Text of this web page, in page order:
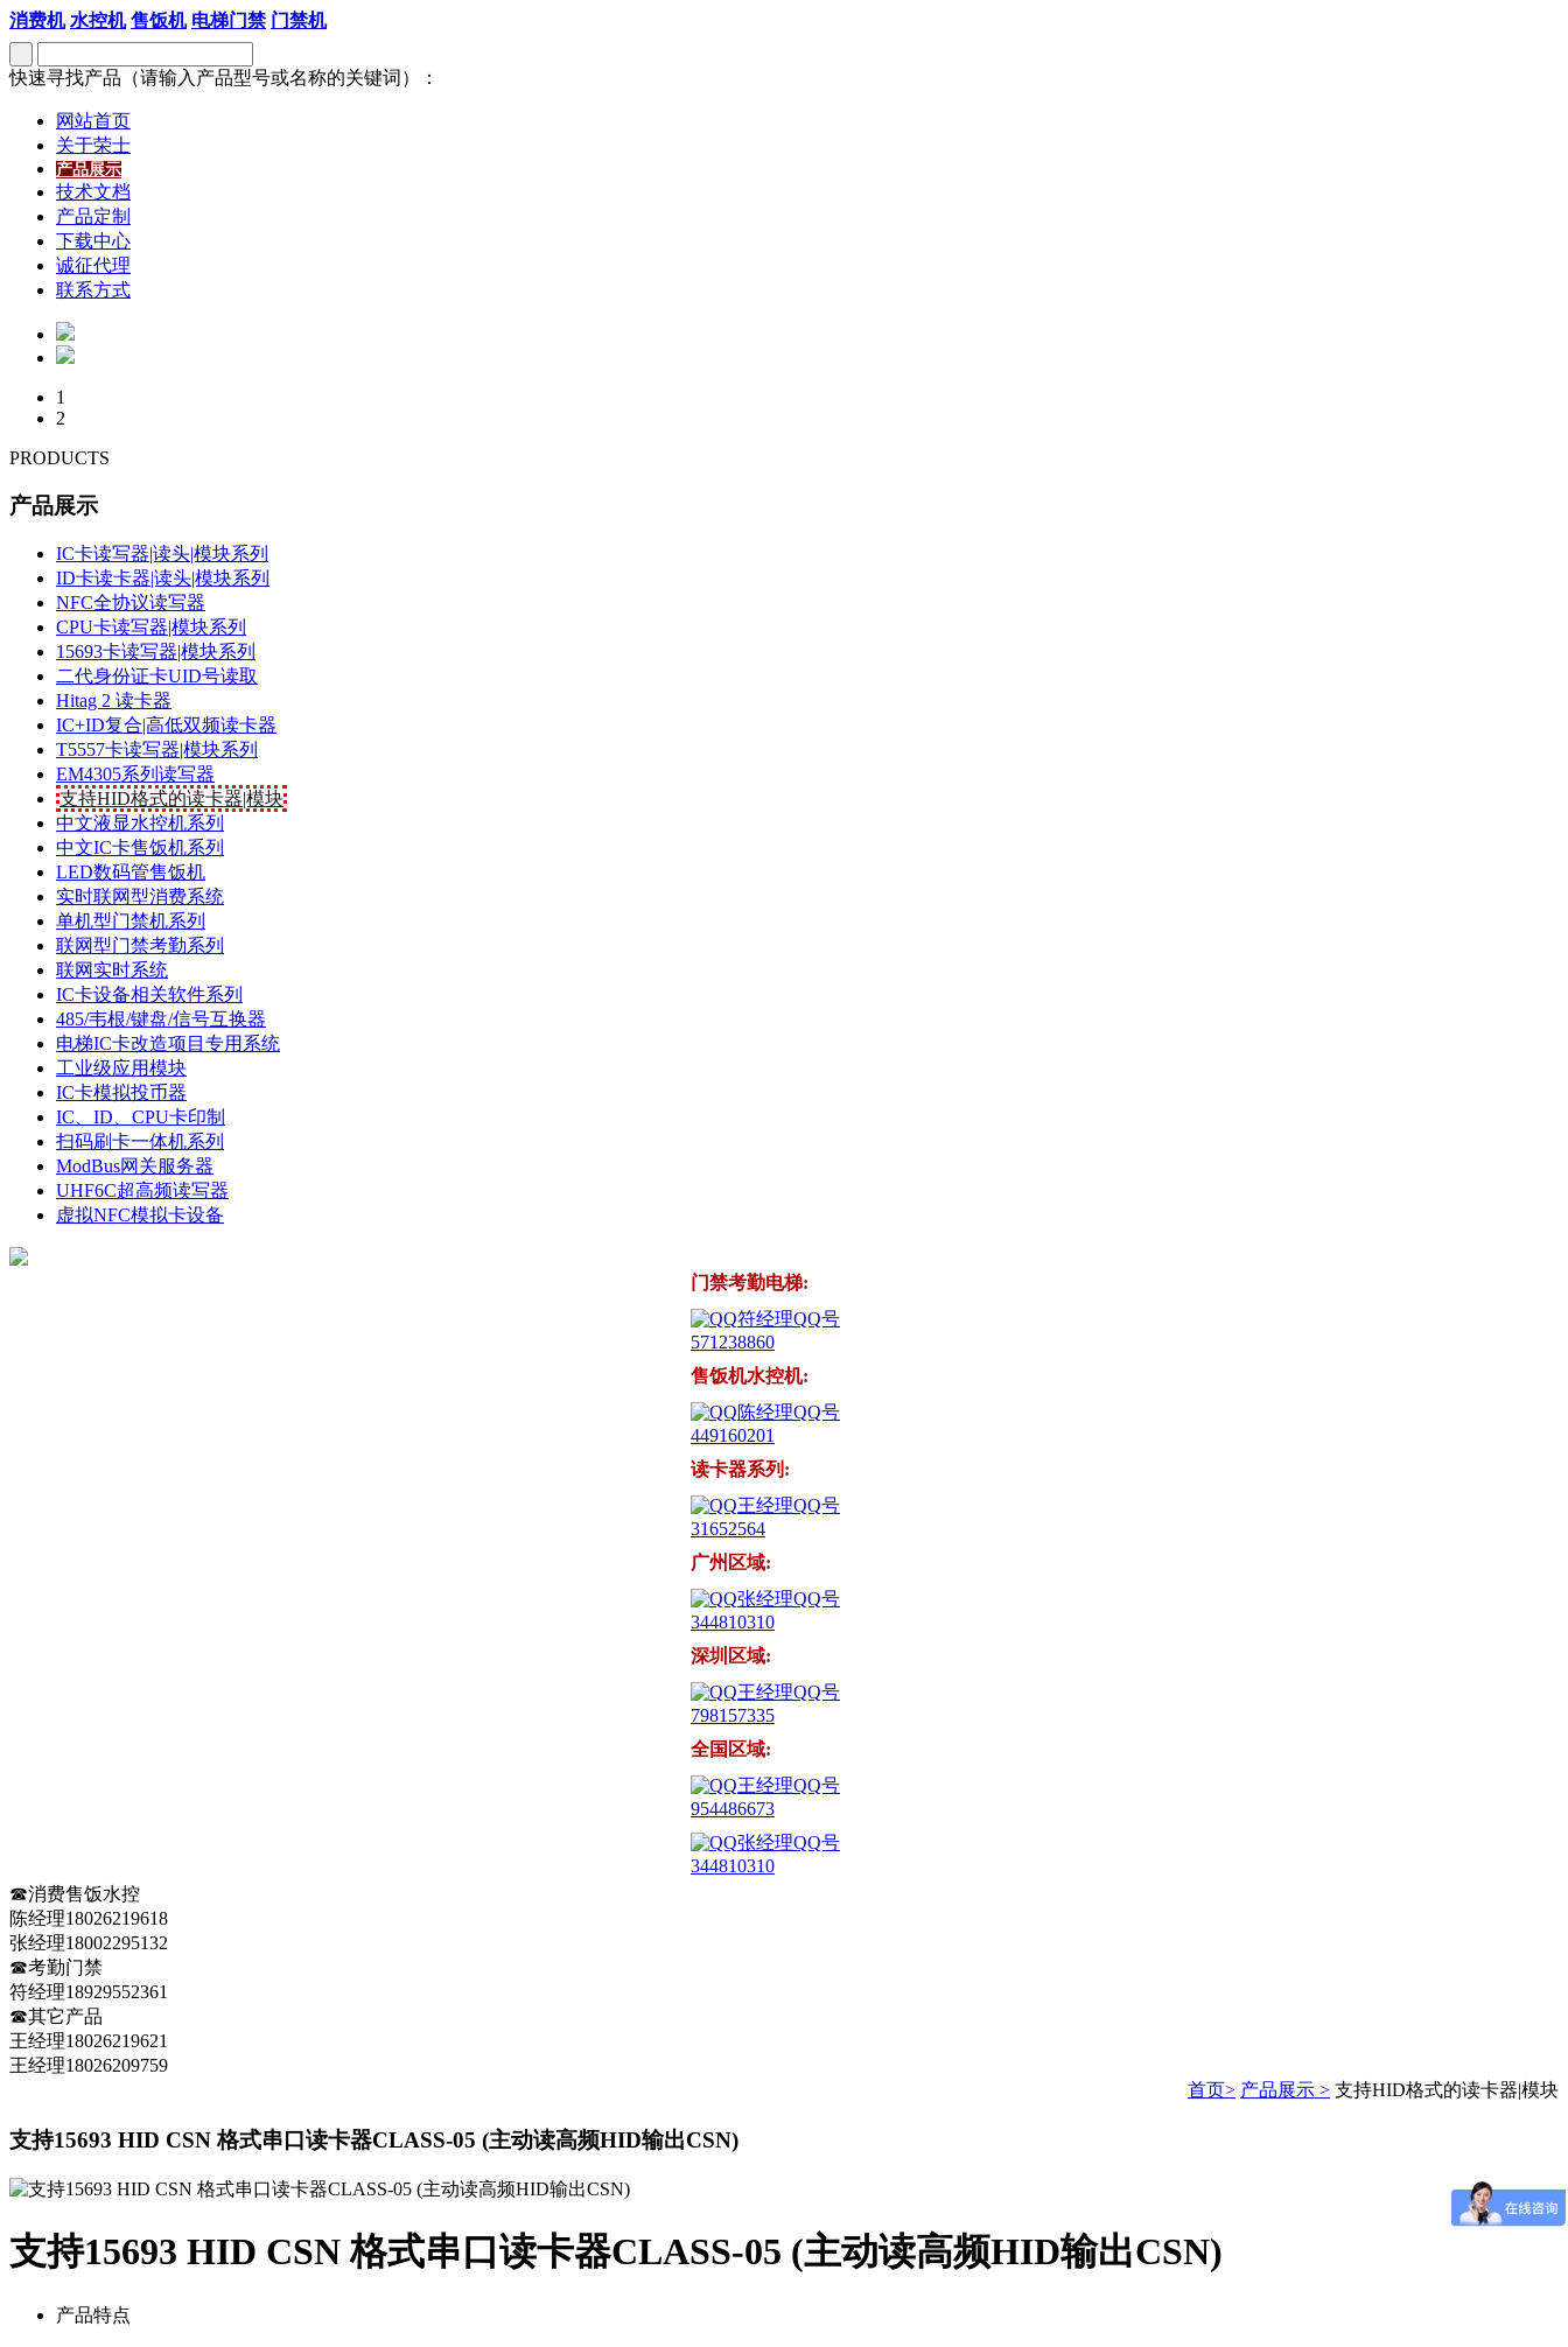
消费机 水控机 售饭机 电梯门禁 门禁机
快速寻找产品（请输入产品型号或名称的关键词）：
网站首页
关于荣士
产品展示
技术文档
产品定制
下载中心
诚征代理
联系方式
1
2
PRODUCTS
产品展示
IC卡读写器|读头|模块系列
ID卡读卡器|读头|模块系列
NFC全协议读写器
CPU卡读写器|模块系列
15693卡读写器|模块系列
二代身份证卡UID号读取
Hitag 2 读卡器
IC+ID复合|高低双频读卡器
T5557卡读写器|模块系列
EM4305系列读写器
支持HID格式的读卡器|模块
中文液显水控机系列
中文IC卡售饭机系列
LED数码管售饭机
实时联网型消费系统
单机型门禁机系列
联网型门禁考勤系列
联网实时系统
IC卡设备相关软件系列
485/韦根/键盘/信号互换器
电梯IC卡改造项目专用系统
工业级应用模块
IC卡模拟投币器
IC、ID、CPU卡印制
扫码刷卡一体机系列
ModBus网关服务器
UHF6C超高频读写器
虚拟NFC模拟卡设备
门禁考勤电梯:
符经理QQ号
571238860
售饭机水控机:
陈经理QQ号
449160201
读卡器系列:
王经理QQ号
31652564
广州区域:
张经理QQ号
344810310
深圳区域:
王经理QQ号
798157335
全国区域:
王经理QQ号
954486673
张经理QQ号
344810310
☎消费售饭水控
陈经理18026219618
张经理18002295132
☎考勤门禁
符经理18929552361
☎其它产品
王经理18026219621
王经理18026209759
首页> 产品展示 > 支持HID格式的读卡器|模块
支持15693 HID CSN 格式串口读卡器CLASS-05 (主动读高频HID输出CSN)
支持15693 HID CSN 格式串口读卡器CLASS-05 (主动读高频HID输出CSN)
产品特点